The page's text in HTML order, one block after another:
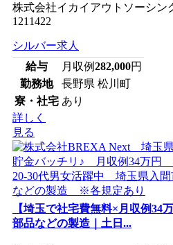
株式会社イカイアウトソーシン
1211422
シルバー求人
給与
月収例282,000円
勤務地
長野県 松川町
寮・社宅 あり
詳しく
見る
【埼玉で社宅費無料×月収例34
部品などの製造｜土日...